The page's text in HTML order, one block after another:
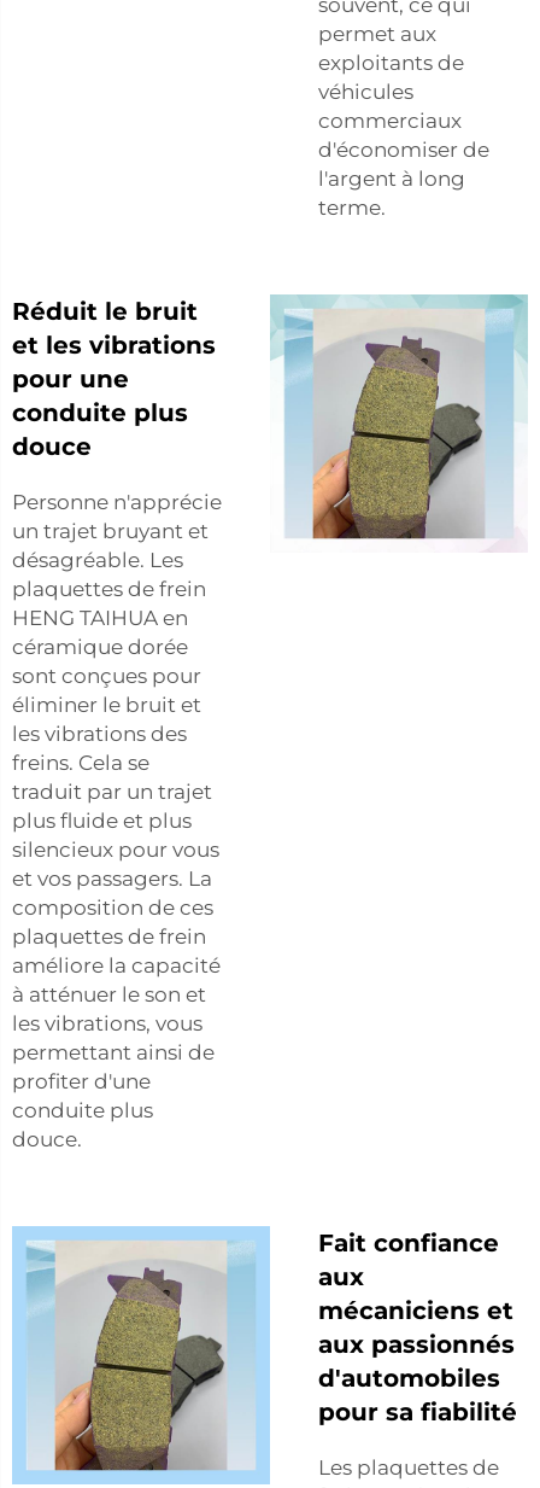
permet aux
exploitants de
véhicules
commerciaux
d'économiser de
l'argent à long
terme.
Réduit le bruit
et les vibrations
pour une
conduite plus
douce
Personne n'apprécie
un trajet bruyant et
désagréable. Les
plaquettes de frein
HENG TAIHUA en
céramique dorée
sont conçues pour
éliminer le bruit et
les vibrations des
freins. Cela se
traduit par un trajet
plus fluide et plus
silencieux pour vous
et vos passagers. La
composition de ces
plaquettes de frein
améliore la capacité
à atténuer le son et
les vibrations, vous
permettant ainsi de
profiter d'une
conduite plus
douce.
Fait confiance
aux
mécaniciens et
aux passionnés
d'automobiles
pour sa fiabilité
Les plaquettes de